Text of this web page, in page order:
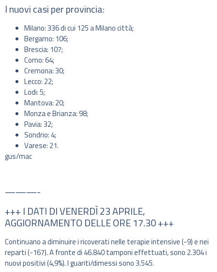
I nuovi casi per provincia:
Milano: 336 di cui 125 a Milano città;
Bergamo: 106;
Brescia: 107;
Como: 64;
Cremona: 30;
Lecco: 22;
Lodi: 5;
Mantova: 20;
Monza e Brianza: 98;
Pavia: 32;
Sondrio: 4;
Varese: 21.
gus/mac
———-
+++ I DATI DI VENERDÌ 23 APRILE,
AGGIORNAMENTO DELLE ORE 17.30 +++
Continuano a diminuire i ricoverati nelle terapie intensive (-9) e nei
reparti (-167). A fronte di 46.840 tamponi effettuati, sono 2.304 i
nuovi positivi (4,9%). I guariti/dimessi sono 3.545.